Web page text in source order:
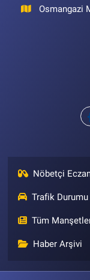
Osmangazi
Nöbetçi
Trafik Durumu
Tüm
Haber Arşivi